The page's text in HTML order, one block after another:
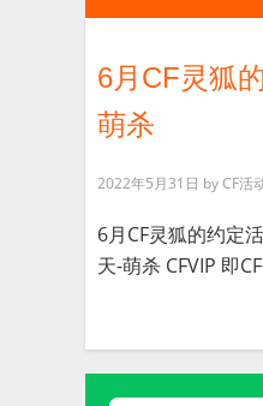
6月CF灵狐
萌杀
2022年5月31日 byCF活
6月CF灵狐的约定
天-萌杀 CFVIP 即